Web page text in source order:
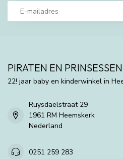
PIRATEN EN PRINSESSEN
22! jaar baby en kinderwinkel in
Ruysdaelstraat 29
1961 RM Heemskerk
Nederland
0251 259 283